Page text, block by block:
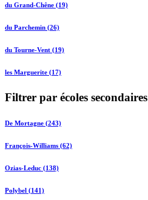
du Grand-Chêne (19)
du Parchemin (26)
du Tourne-Vent (19)
les Marguerite (17)
Filtrer par écoles secondaires
De Mortagne (243)
François-Williams (62)
Ozias-Leduc (138)
Polybel (141)